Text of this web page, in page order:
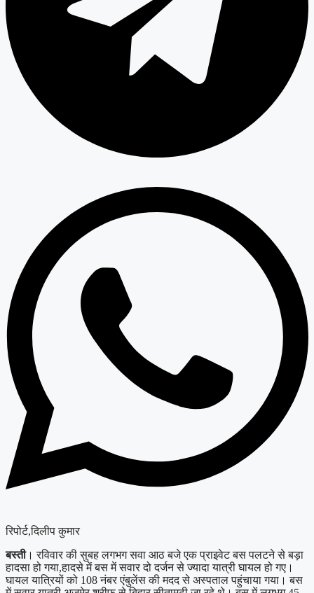
रिपोर्ट,दिलीप कुमार
बस्ती। रविवार की सुबह लगभग सवा आठ बजे एक प्राइवेट बस पलटने से बड़ा
हादसा हो गया,हादसे में बस में सवार दो दर्जन से ज्यादा यात्री घायल हो गए।
घायल यात्रियों को 108 नंबर एंबुलेंस की मदद से अस्पताल पहुंचाया गया। बस